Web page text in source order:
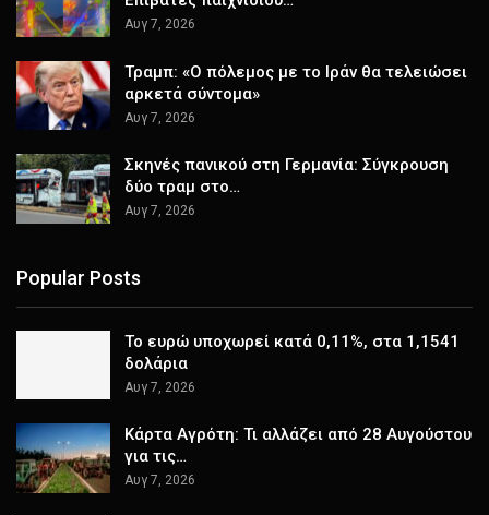
Αυγ 7, 2026
Τραμπ: «Ο πόλεμος με το Ιράν θα τελειώσει
αρκετά σύντομα»
Αυγ 7, 2026
Σκηνές πανικού στη Γερμανία: Σύγκρουση
δύο τραμ στο…
Αυγ 7, 2026
Popular Posts
Το ευρώ υποχωρεί κατά 0,11%, στα 1,1541
δολάρια
Αυγ 7, 2026
Κάρτα Αγρότη: Τι αλλάζει από 28 Αυγούστου
για τις…
Αυγ 7, 2026